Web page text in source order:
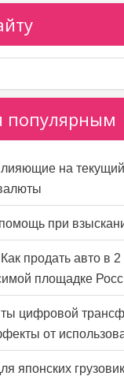
популярным
на текущий
при
продать авто в
площадке
цифровой
от
японских